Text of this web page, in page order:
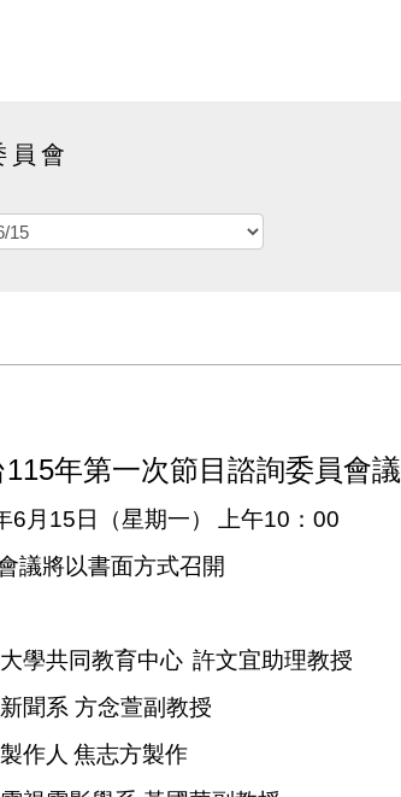
員會
年第一次節目諮詢委員會議
6 月 15 日（星期一） 上午10 ：00
議將以書面方式召開
學共同教育中心 許文宜助理教授
聞系 方念萱副教授
作人 焦志方製作